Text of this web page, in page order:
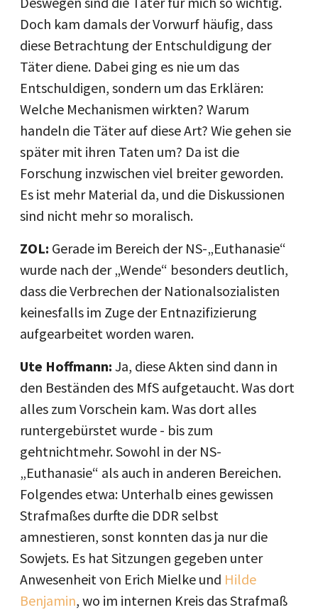
Doch kam damals der Vorwurf häufig, dass
diese Betrachtung der Entschuldigung der
Täter diene. Dabei ging es nie um das
Entschuldigen, sondern um das Erklären:
Welche Mechanismen wirkten? Warum
handeln die Täter auf diese Art? Wie gehen sie
später mit ihren Taten um? Da ist die
Forschung inzwischen viel breiter geworden.
Es ist mehr Material da, und die Diskussionen
sind nicht mehr so moralisch.
ZOL: Gerade im Bereich der NS-„Euthanasie“
wurde nach der „Wende“ besonders deutlich,
dass die Verbrechen der Nationalsozialisten
keinesfalls im Zuge der Entnazifizierung
aufgearbeitet worden waren.
Ute Hoffmann: Ja, diese Akten sind dann in
den Beständen des MfS aufgetaucht. Was dort
alles zum Vorschein kam. Was dort alles
runtergebürstet wurde - bis zum
gehtnichtmehr. Sowohl in der NS-
„Euthanasie“ als auch in anderen Bereichen.
Folgendes etwa: Unterhalb eines gewissen
Strafmaßes durfte die DDR selbst
amnestieren, sonst konnten das ja nur die
Sowjets. Es hat Sitzungen gegeben unter
Anwesenheit von Erich Mielke und Hilde
Benjamin, wo im internen Kreis das Strafmaß